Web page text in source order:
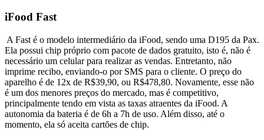
iFood Fast
A Fast é o modelo intermediário da iFood, sendo uma D195 da Pax.
Ela possui chip próprio com pacote de dados gratuito, isto é, não é
necessário um celular para realizar as vendas. Entretanto, não
imprime recibo, enviando-o por SMS para o cliente. O preço do
aparelho é de 12x de R$39,90, ou R$478,80. Novamente, esse não
é um dos menores preços do mercado, mas é competitivo,
principalmente tendo em vista as taxas atraentes da iFood. A
autonomia da bateria é de 6h a 7h de uso. Além disso, até o
momento, ela só aceita cartões de chip.